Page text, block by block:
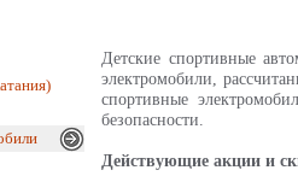
Детские спортивные
электромобили,
спортивные
безопасности.
Действующие акции и